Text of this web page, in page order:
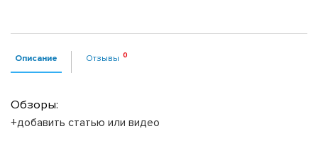
Описание Отзывы
Обзоры:
+добавить статью или видео